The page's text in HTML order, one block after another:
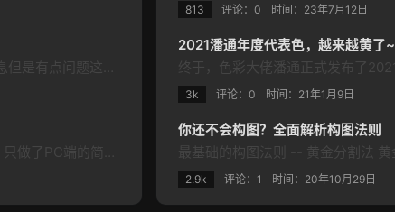
813 评论：0 时间： 23年7月12日
2021潘通年度代表色，越来越黄了~
3k 评论：0 时间： 21年1月9日
​你还不会构图？全面解析构图法则
2.9k 评论：1 时间： 20年10月29日